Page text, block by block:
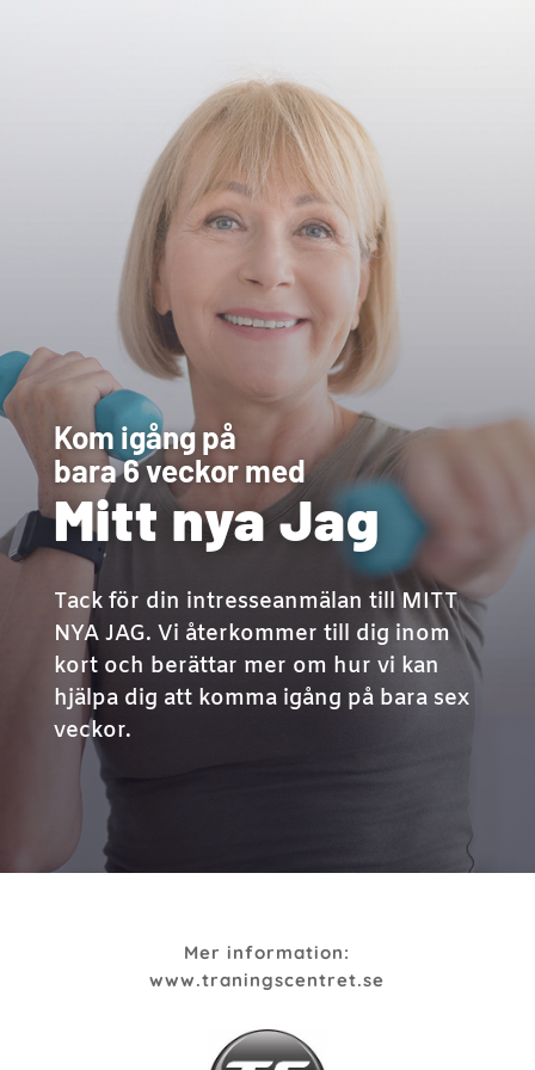
Kom igång på
bara 6 veckor med
Mitt nya Jag
Tack för din intresseanmälan till MITT
NYA JAG. Vi återkommer till dig inom
kort och berättar mer om hur vi kan
hjälpa dig att komma igång på bara sex
veckor.
Mer information:
www.traningscentret.se